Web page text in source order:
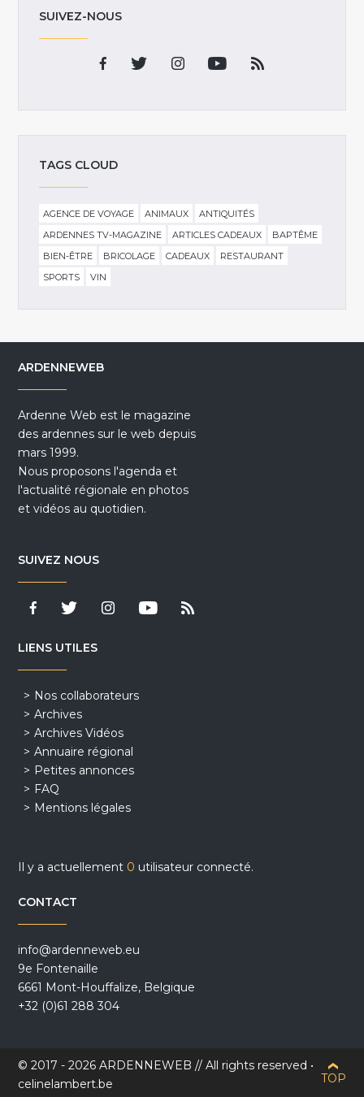
SUIVEZ-NOUS
TAGS CLOUD
AGENCE DE VOYAGE ANIMAUX
ANTIQUITÉS
ARDENNES TV-MAGAZINE
ARTICLES CADEAUX
BAPTÊME
BIEN-ÊTRE
BRICOLAGE CADEAUX
RESTAURANT
SPORTS
VIN
ARDENNEWEB
Ardenne Web est le magazine
des ardennes sur le web depuis
mars 1999.
Nous proposons l'agenda et
l'actualité régionale en photos
et vidéos au quotidien.
SUIVEZ NOUS
LIENS UTILES
Nos collaborateurs
Archives
Archives Vidéos
Annuaire régional
Petites annonces
FAQ
Mentions légales
Il y a actuellement 0 utilisateur connecté.
CONTACT
info@ardenneweb.eu
9e Fontenaille
6661 Mont-Houffalize, Belgique
+32 (0)61 288 304
© 2017 - 2026 ARDENNEWEB // All rights reserved •
celinelambert.be
TOP